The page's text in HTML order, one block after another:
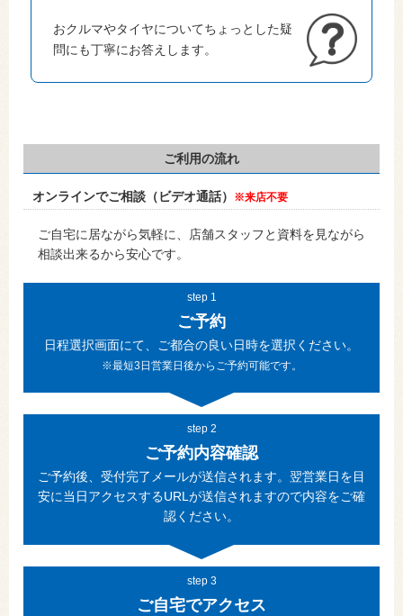
おクルマやタイヤについてちょっとした疑
問にも丁寧にお答えします。
ご利用の流れ
オンラインでご相談（ビデオ通話） ※来店不要
ご自宅に居ながら気軽に、店舗スタッフと資料を見ながら
相談出来るから安心です。
step 1
ご予約
日程選択画面にて、ご都合の良い日時を選択ください。
※最短3日営業日後からご予約可能です。
step 2
ご予約内容確認
ご予約後、受付完了メールが送信されます。翌営業日を目
安に当日アクセスするURLが送信されますので内容をご確
認ください。
step 3
ご自宅でアクセス